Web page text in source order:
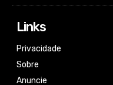
Links
Privacidade
Sobre
Anuncie